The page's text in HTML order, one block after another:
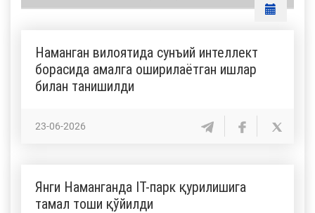
Наманган вилоятида сунъий интеллект
борасида амалга оширилаётган ишлар
билан танишилди
23-06-2026
Янги Наманганда IT-парк қурилишига
тамал тоши қўйилди